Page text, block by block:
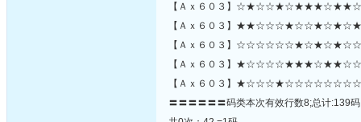
【Ａｘ６０３】
【Ａｘ６０３】
【Ａｘ６０３】
【Ａｘ６０３】
【Ａｘ６０３】
〓〓〓〓〓〓码类本次有效行数8;总计:139